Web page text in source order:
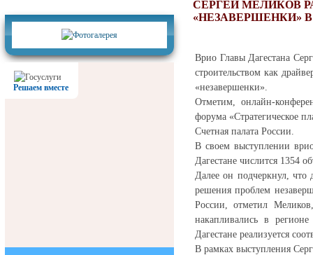
Решаем вместе
СЕРГЕЙ МЕЛИКОВ
«НЕЗАВЕРШЕНКИ»
Врио Главы Дагестана
строительством как
«незавершенки».
Отметим, онлайн-
форума «Стратегическое
Счетная палата России.
В своем выступлении
Дагестане числится 1354
Далее он подчеркнул, что
решения проблем
России, отметил
накапливались в
Дагестане реализуется
В рамках выступления